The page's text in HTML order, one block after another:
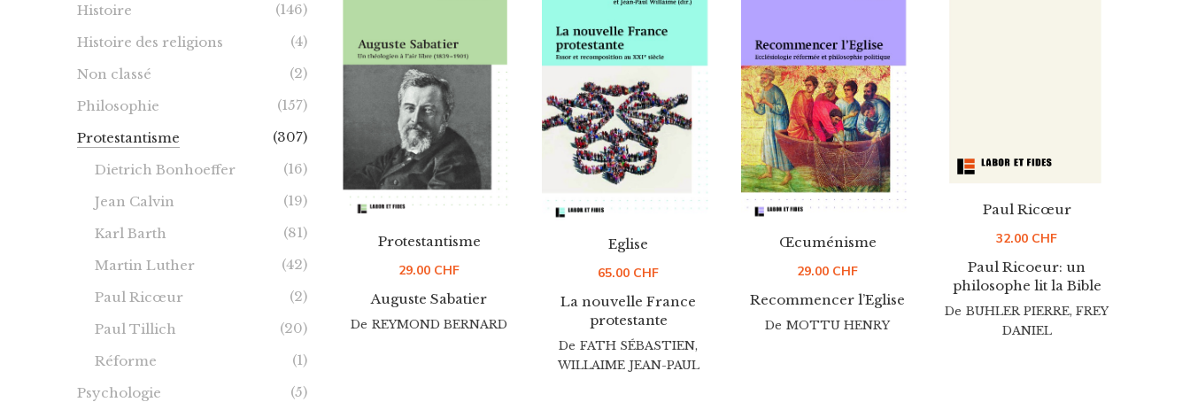
Auguste Sabatier
Protestantisme
29.00 CHF
De REYMOND BERNARD
La nouvelle France
protestante
Eglise
65.00 CHF
De FATH SÉBASTIEN,
WILLAIME JEAN-PAUL
Recommencer l’Eglise
Œcuménisme
29.00 CHF
De MOTTU HENRY
Paul Ricoeur: un
philosophe lit la Bible
Paul Ricœur
32.00 CHF
De BUHLER PIERRE, FREY
DANIEL
Histoire
(146)
Histoire des religions
(4)
Non classé
(2)
Philosophie
(157)
Protestantisme
(307)
Dietrich Bonhoeffer
(16)
Jean Calvin
(19)
Karl Barth
(81)
Martin Luther
(42)
Paul Ricœur
(2)
Paul Tillich
(20)
Réforme
(1)
Psychologie
(5)